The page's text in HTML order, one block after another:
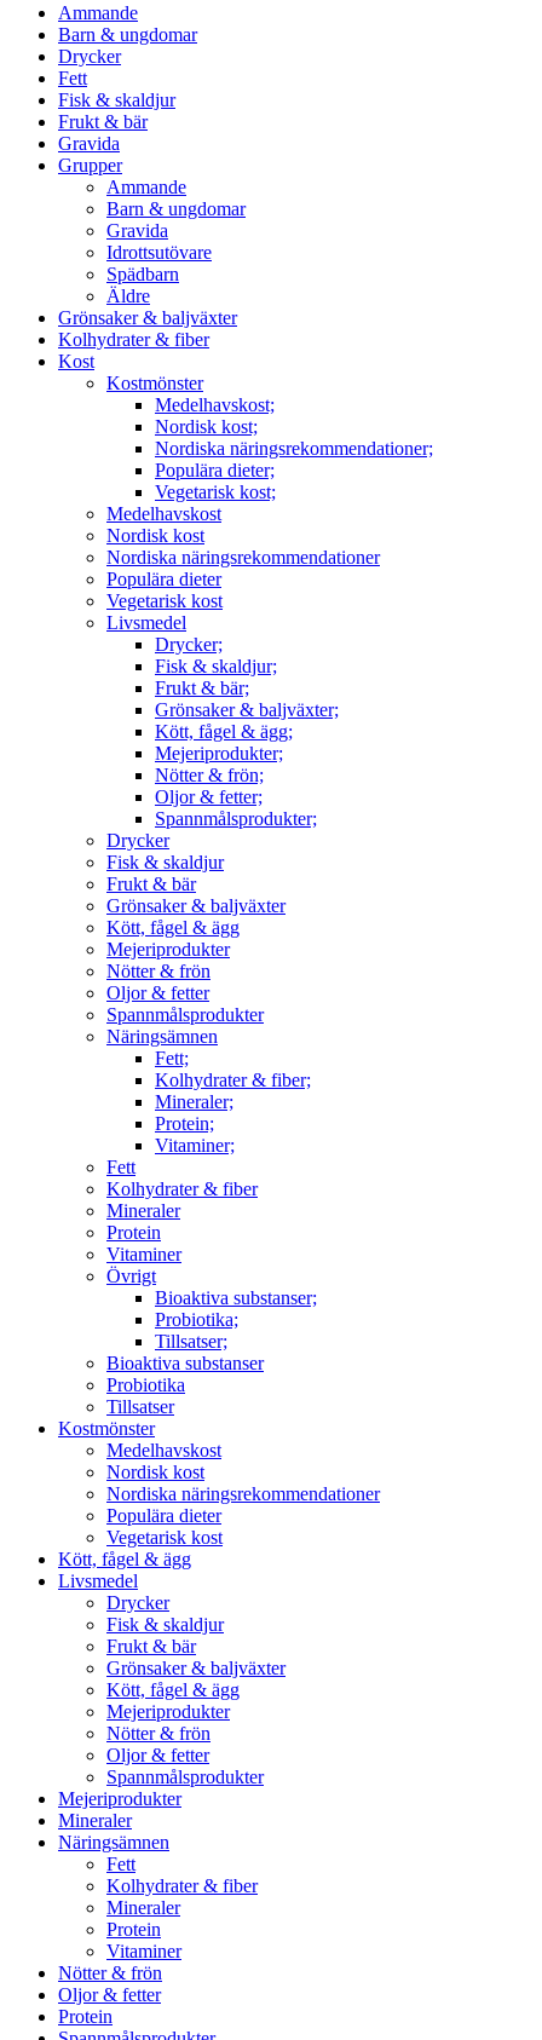
Ammande
Barn & ungdomar
Drycker
Fett
Fisk & skaldjur
Frukt & bär
Gravida
Grupper
Ammande
Barn & ungdomar
Gravida
Idrottsutövare
Spädbarn
Äldre
Grönsaker & baljväxter
Kolhydrater & fiber
Kost
Kostmönster
Medelhavskost;
Nordisk kost;
Nordiska näringsrekommendationer;
Populära dieter;
Vegetarisk kost;
Medelhavskost
Nordisk kost
Nordiska näringsrekommendationer
Populära dieter
Vegetarisk kost
Livsmedel
Drycker;
Fisk & skaldjur;
Frukt & bär;
Grönsaker & baljväxter;
Kött, fågel & ägg;
Mejeriprodukter;
Nötter & frön;
Oljor & fetter;
Spannmålsprodukter;
Drycker
Fisk & skaldjur
Frukt & bär
Grönsaker & baljväxter
Kött, fågel & ägg
Mejeriprodukter
Nötter & frön
Oljor & fetter
Spannmålsprodukter
Näringsämnen
Fett;
Kolhydrater & fiber;
Mineraler;
Protein;
Vitaminer;
Fett
Kolhydrater & fiber
Mineraler
Protein
Vitaminer
Övrigt
Bioaktiva substanser;
Probiotika;
Tillsatser;
Bioaktiva substanser
Probiotika
Tillsatser
Kostmönster
Medelhavskost
Nordisk kost
Nordiska näringsrekommendationer
Populära dieter
Vegetarisk kost
Kött, fågel & ägg
Livsmedel
Drycker
Fisk & skaldjur
Frukt & bär
Grönsaker & baljväxter
Kött, fågel & ägg
Mejeriprodukter
Nötter & frön
Oljor & fetter
Spannmålsprodukter
Mejeriprodukter
Mineraler
Näringsämnen
Fett
Kolhydrater & fiber
Mineraler
Protein
Vitaminer
Nötter & frön
Oljor & fetter
Protein